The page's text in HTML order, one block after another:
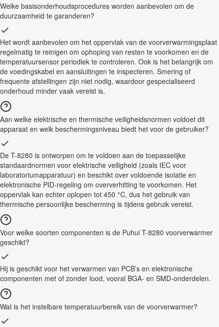
Welke basisonderhoudsprocedures worden aanbevolen om de
duurzaamheid te garanderen?
Het wordt aanbevolen om het oppervlak van de voorverwarmingsplaat
regelmatig te reinigen om ophoping van resten te voorkomen en de
temperatuursensor periodiek te controleren. Ook is het belangrijk om
de voedingskabel en aansluitingen te inspecteren. Smering of
frequente afstellingen zijn niet nodig, waardoor gespecialiseerd
onderhoud minder vaak vereist is.
Aan welke elektrische en thermische veiligheidsnormen voldoet dit
apparaat en welk beschermingsniveau biedt het voor de gebruiker?
De T-8280 is ontworpen om te voldoen aan de toepasselijke
standaardnormen voor elektrische veiligheid (zoals IEC voor
laboratoriumapparatuur) en beschikt over voldoende isolatie en
elektronische PID-regeling om oververhitting te voorkomen. Het
oppervlak kan echter oplopen tot 450 °C, dus het gebruik van
thermische persoonlijke bescherming is tijdens gebruik vereist.
Voor welke soorten componenten is de Puhui T-8280 voorverwarmer
geschikt?
Hij is geschikt voor het verwarmen van PCB’s en elektronische
componenten met of zonder lood, vooral BGA- en SMD-onderdelen.
Wat is het instelbare temperatuurbereik van de voorverwarmer?